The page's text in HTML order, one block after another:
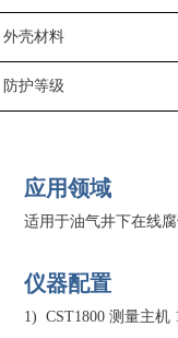
外壳材料
防护等级
应用领域
适用于油气井下在线
仪器配置
1) CST1800 测量主机